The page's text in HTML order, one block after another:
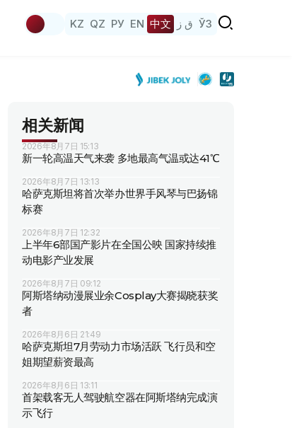
KZ QZ РУ EN 中文 ق ز ЎЗ
相关新闻
2026年8月7日 15:13
新一轮高温天气来袭 多地最高气温或达41℃
2026年8月7日 13:13
哈萨克斯坦将首次举办世界手风琴与巴扬锦
标赛
2026年8月7日 12:32
上半年6部国产影片在全国公映 国家持续推
动电影产业发展
2026年8月7日 09:12
阿斯塔纳动漫展业余Cosplay大赛揭晓获奖
者
2026年8月6日 21:49
哈萨克斯坦7月劳动力市场活跃 飞行员和空
姐期望薪资最高
2026年8月6日 13:11
首架载客无人驾驶航空器在阿斯塔纳完成演
示飞行